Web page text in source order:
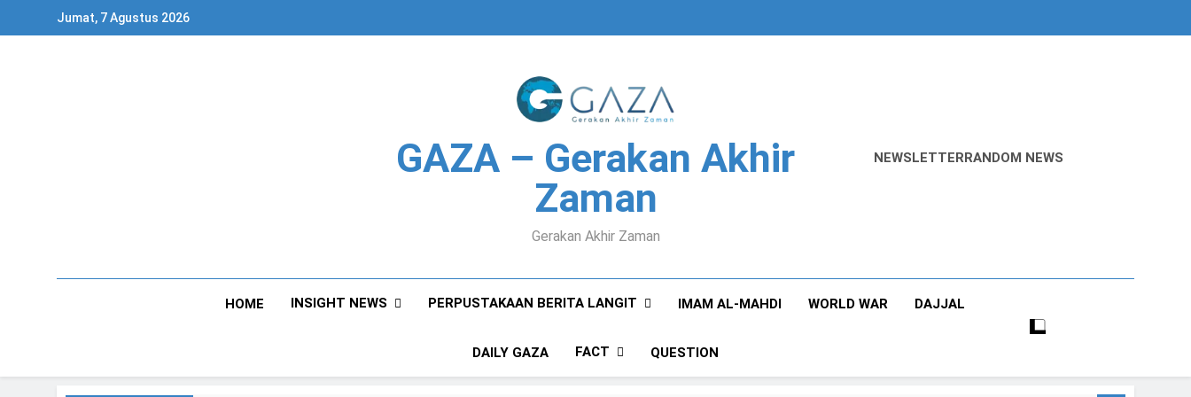
Jumat, 7 Agustus 2026
GAZA – Gerakan Akhir
Zaman
Gerakan Akhir Zaman
NEWSLETTERRANDOM NEWS
HOME INSIGHT NEWS PERPUSTAKAAN BERITA LANGIT IMAM AL-MAHDI WORLD WAR DAJJAL
DAILY GAZA FACT QUESTION